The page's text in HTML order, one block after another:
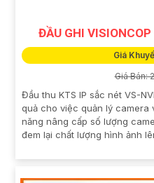
ĐẦU GHI
Giá
Giá Bán:
Đầu thu KTS IP sắc nét VS-
quả cho việc quản lý camera
năng nâng cấp số lượng
đem lại chất lượng hình ảnh